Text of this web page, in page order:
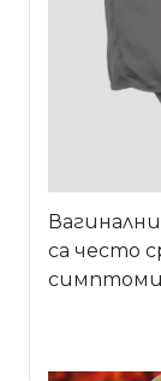
са често